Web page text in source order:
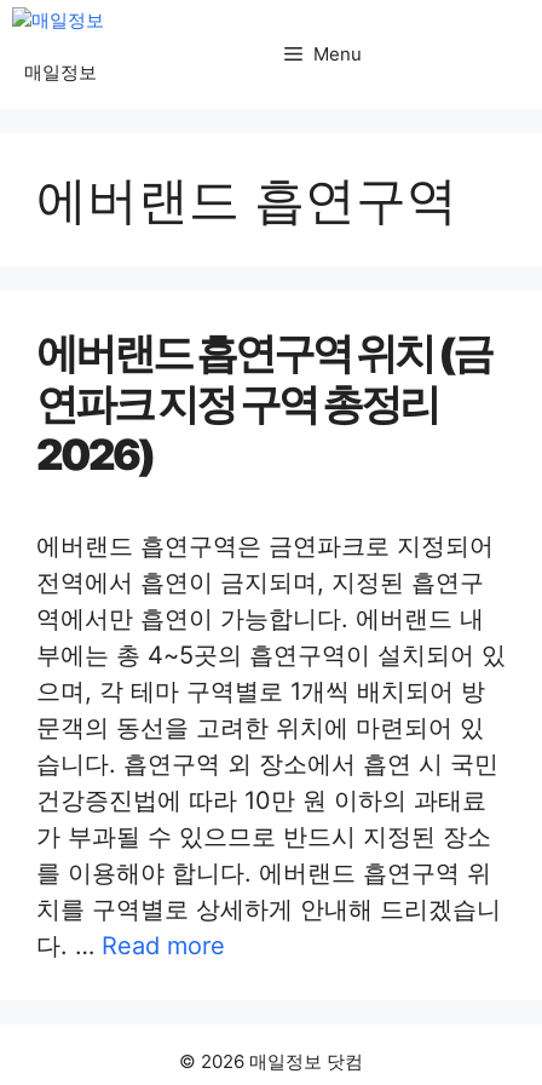
컨
매일정보
Menu
에버랜드 흡연구역
에버랜드 흡연구역 위치 (금
연파크 지정 구역 총정리
2026)
에버랜드 흡연구역은 금연파크로 지정되어
전역에서 흡연이 금지되며, 지정된 흡연구
역에서만 흡연이 가능합니다. 에버랜드 내
부에는 총 4~5곳의 흡연구역이 설치되어 있
으며, 각 테마 구역별로 1개씩 배치되어 방
문객의 동선을 고려한 위치에 마련되어 있
습니다. 흡연구역 외 장소에서 흡연 시 국민
건강증진법에 따라 10만 원 이하의 과태료
가 부과될 수 있으므로 반드시 지정된 장소
를 이용해야 합니다. 에버랜드 흡연구역 위
치를 구역별로 상세하게 안내해 드리겠습니
다. … Read more
© 2026 매일정보 닷컴